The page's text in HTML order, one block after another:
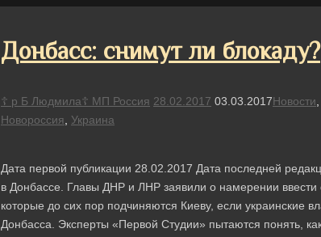
Донбасс: снимут ли блокаду?
☦ р Б Людмила☦ МП Россия 28.02.2017 03.03.2017Новости
Новороссия
Украина
Дата первой публикации 28.02.2017 Дата последней
в Донбассе. Главы ДНР и ЛНР заявили о намерении
которые до сих пор подчиняются Киеву, если украинские
Донбасса. Эксперты «Первой Студии» пытаются понять,